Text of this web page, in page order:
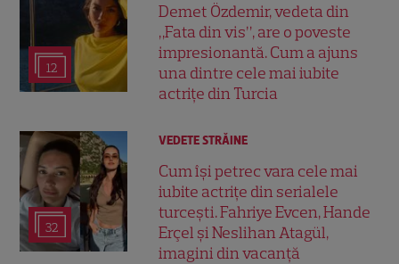
12
Demet Özdemir, vedeta din
„Fata din vis”, are o poveste
impresionantă. Cum a ajuns
una dintre cele mai iubite
actrițe din Turcia
32
VEDETE STRĂINE
Cum își petrec vara cele mai
iubite actrițe din serialele
turcești. Fahriye Evcen, Hande
Erçel și Neslihan Atagül,
imagini din vacanță